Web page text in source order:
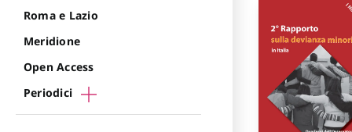
Roma e Lazio
Meridione
Open Access
Periodici